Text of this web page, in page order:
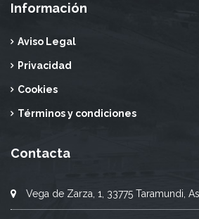
Información
Aviso Legal
Privacidad
Cookies
Términos y condiciones
Contacta
Vega de Zarza, 1, 33775 Taramundi,